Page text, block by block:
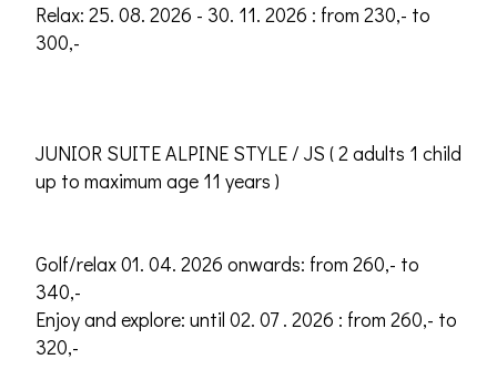
Relax: 25. 08. 2026 - 30. 11. 2026 : from 230,- to
300,-
JUNIOR SUITE ALPINE STYLE / JS ( 2 adults 1 child
up to maximum age 11 years )
Golf/relax 01. 04. 2026 onwards: from 260,- to
340,-
Enjoy and explore: until 02. 07 . 2026 : from 260,- to
320,-